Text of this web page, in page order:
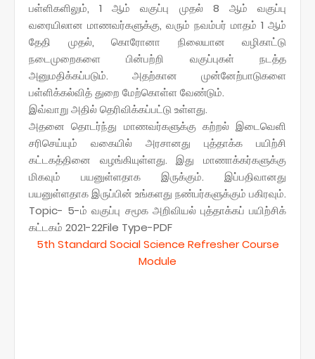
பள்ளிகளிலும், 1 ஆம் வகுப்பு முதல் 8 ஆம் வகுப்பு
வரையிலான மாணவர்களுக்கு, வரும் நவம்பர் மாதம் 1 ஆம்
தேதி முதல், கொரோனா நிலையான வழிகாட்டு
நடைமுறைகளை பின்பற்றி வகுப்புகள் நடத்த
அனுமதிக்கப்படும். அதற்கான முன்னேற்பாடுகளை
பள்ளிக்கல்வித் துறை மேற்கொள்ள வேண்டும்.
இவ்வாறு அதில் தெரிவிக்கப்பட்டு உள்ளது.
அதனை தொடர்ந்து மாணவர்களுக்கு கற்றல் இடைவெளி
சரிசெய்யும் வகையில் அரசானது புத்தாக்க பயிற்சி
கட்டகத்தினை வழங்கியுள்ளது. இது மாணாக்கர்களுக்கு
மிகவும் பயனுள்ளதாக இருக்கும். இப்பதிவானது
பயனுள்ளதாக இருப்பின் உங்களது நண்பர்களுக்கும் பகிரவும்.
Topic- 5-ம் வகுப்பு சமூக அறிவியல் புத்தாக்கப் பயிற்சிக்
கட்டகம் 2021-22File Type-PDF
5th Standard Social Science Refresher Course
Module